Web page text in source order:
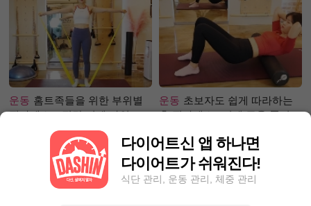
운동 홈트족들을 위한 부위별
필라테스 – 직각 어깨 라인 만
운동 초보자도 쉽게 따라하는
홈 필라테스 –어깨 근육 풀어주
다이어트신 앱 하나면
다이어트가 쉬워진다!
식단 관리, 운동 관리, 체중 관리